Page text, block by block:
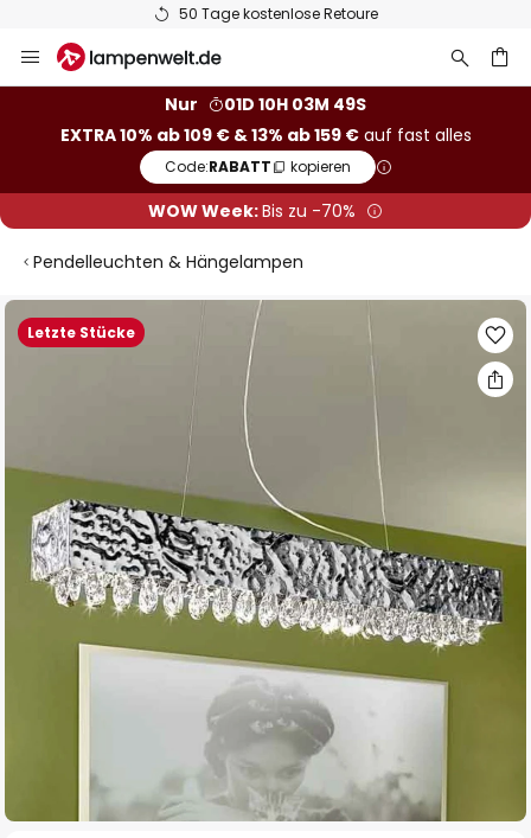
50 Tage kostenlose Retoure
Inhalt
Nur
01D 10H 03M 49S
EXTRA 10% ab 109 € & 13% ab 159 €auf fast alles
Code:RABATT kopieren
WOW Week:Bis zu -70%
Pendelleuchten & Hängelampen
Letzte Stücke
Zum
Ende